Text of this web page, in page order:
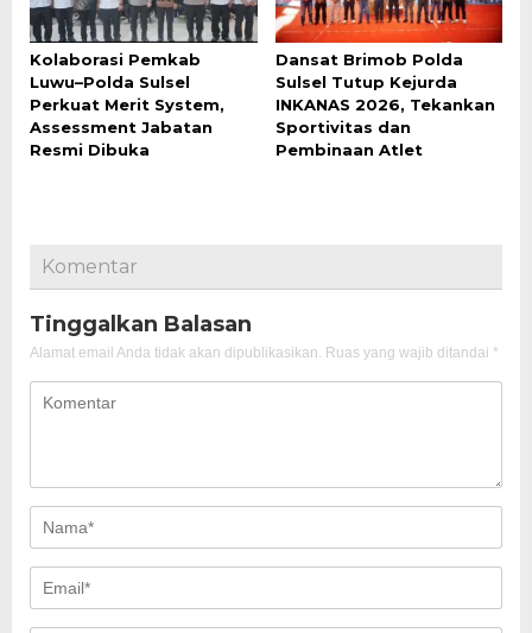
Kolaborasi Pemkab
Luwu–Polda Sulsel
Perkuat Merit System,
Assessment Jabatan
Resmi Dibuka
Dansat Brimob Polda
Sulsel Tutup Kejurda
INKANAS 2026, Tekankan
Sportivitas dan
Pembinaan Atlet
Komentar
Tinggalkan Balasan
Alamat email Anda tidak akan dipublikasikan. Ruas yang wajib ditandai *